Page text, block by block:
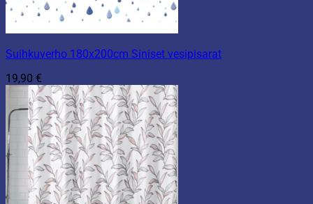
Suihkuverho 180x200cm Siniset vesipisarat
19,90 €